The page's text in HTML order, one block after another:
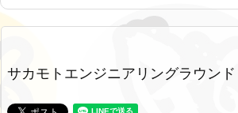
サカモトエンジニアリングラウン